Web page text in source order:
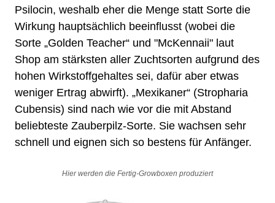
Psilocin, weshalb eher die Menge statt Sorte die
Wirkung hauptsächlich beeinflusst (wobei die
Sorte „Golden Teacher“ und "McKennaii" laut
Shop am stärksten aller Zuchtsorten aufgrund des
hohen Wirkstoffgehaltes sei, dafür aber etwas
weniger Ertrag abwirft). „Mexikaner“ (Stropharia
Cubensis) sind nach wie vor die mit Abstand
beliebteste Zauberpilz-Sorte. Sie wachsen sehr
schnell und eignen sich so bestens für Anfänger.
Hier werden die Fertig-Growboxen produziert